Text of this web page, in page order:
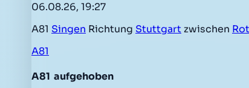
06.08.26, 19:27
A81 Singen Richtung Stuttgart zwischen
A81
A81 aufgehoben